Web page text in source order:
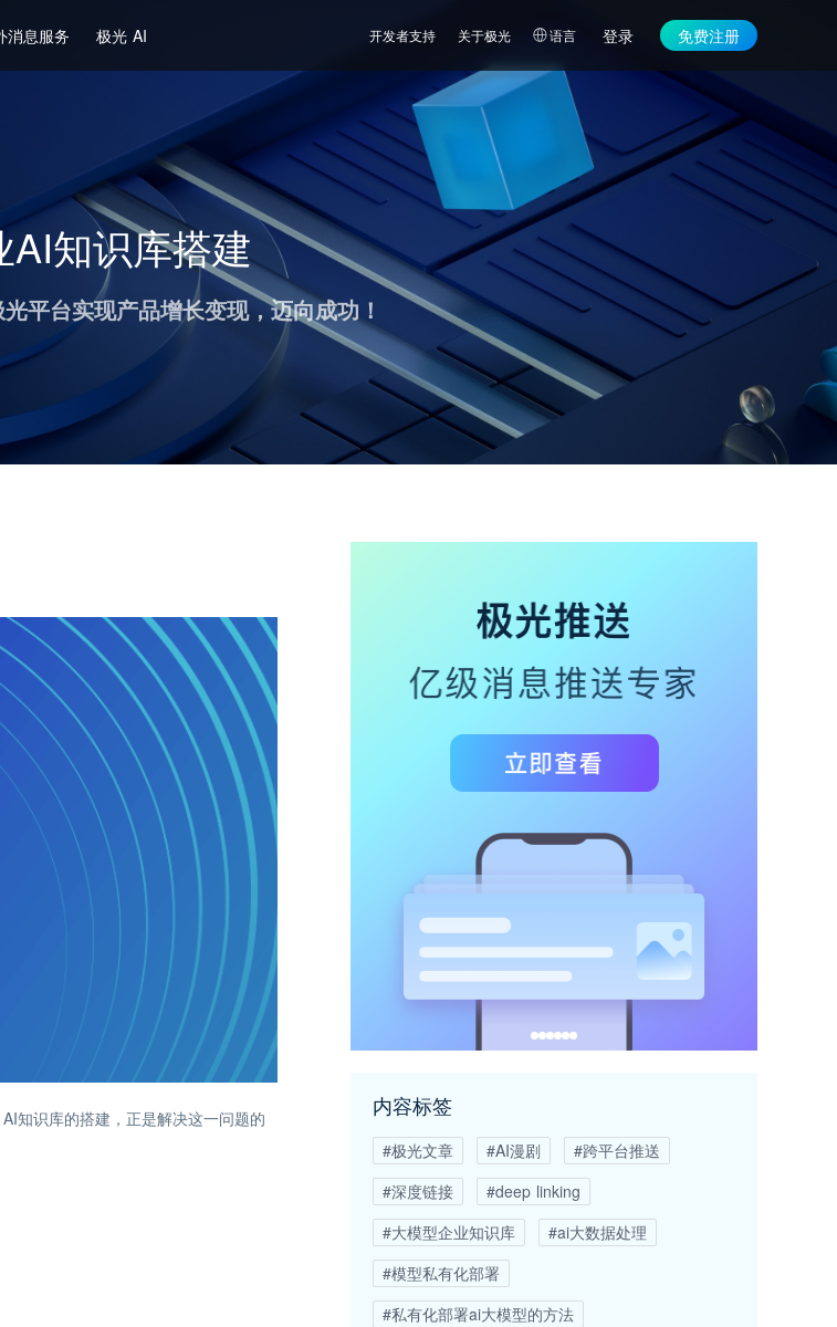
消息服务 极光 AI 开发者支持 关于极光 语言 登录 免费注册
AI知识库搭建
平台实现产品增长变现，迈向成功！
知识库的搭建，正是解决这一问题的
内容标签
#极光文章 #AI漫剧
#跨平台推送
#深度链接
#deep linking
#大模型企业知识库
#ai大数据处理
#模型私有化部署
#私有化部署ai大模型的方法